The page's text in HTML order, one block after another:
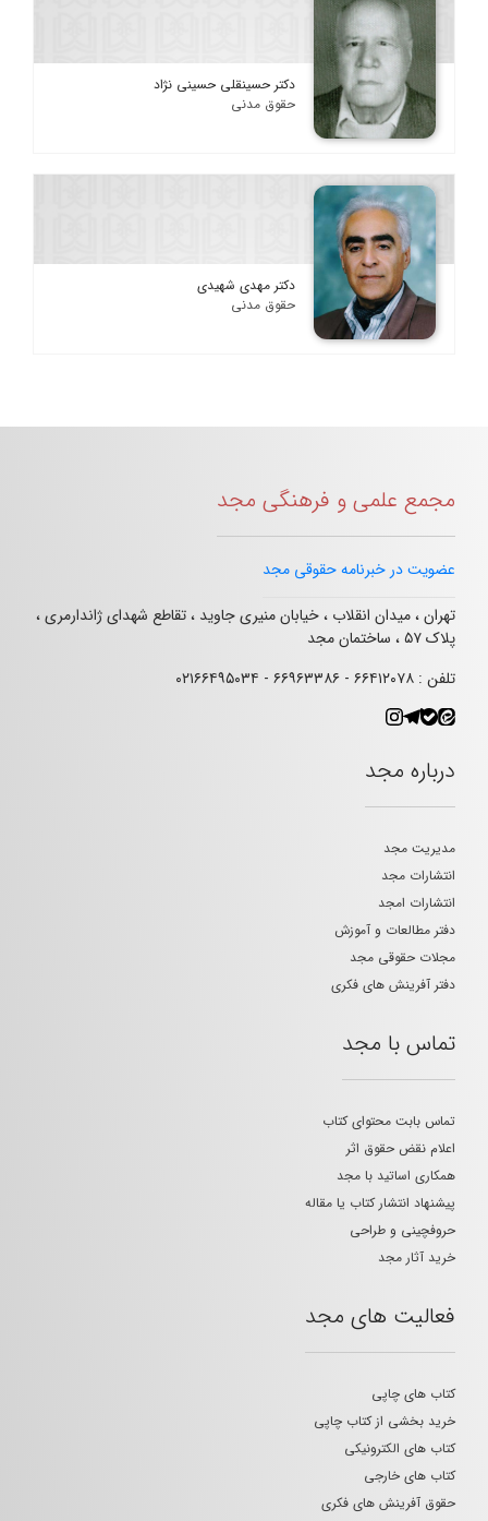
دکتر حسینقلی حسینی نژاد
حقوق مدنی
دکتر مهدی شهیدی
حقوق مدنی
مجمع علمی و فرهنگی مجد
عضویت در خبرنامه حقوقی مجد
تهران ، میدان انقلاب ، خیابان منیری جاوید ، تقاطع شهدای ژاندارمری ،
پلاک ۵۷ ، ساختمان مجد
تلفن : ۶۶۴۱۲۰۷۸ - ۶۶۹۶۳۳۸۶ - ۰۲۱۶۶۴۹۵۰۳۴
درباره مجد
مدیریت مجد
انتشارات مجد
انتشارات امجد
دفتر مطالعات و آموزش
مجلات حقوقی مجد
دفتر آفرینش های فکری
تماس با مجد
تماس بابت محتوای کتاب
اعلام نقض حقوق اثر
همکاری اساتید با مجد
پیشنهاد انتشار کتاب یا مقاله
حروفچینی و طراحی
خرید آثار مجد
فعالیت های مجد
کتاب های چاپی
خرید بخشی از کتاب چاپی
کتاب های الکترونیکی
کتاب های خارجی
حقوق آفرینش های فکری